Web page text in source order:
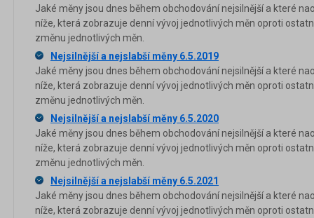
Jaké měny jsou dnes během obchodování nejsilnější a které
níže, která zobrazuje denní vývoj jednotlivých měn oproti
změnu jednotlivých měn.
Nejsilnější a nejslabší měny 6.5.2019
Jaké měny jsou dnes během obchodování nejsilnější a které
níže, která zobrazuje denní vývoj jednotlivých měn oproti
změnu jednotlivých měn.
Nejsilnější a nejslabší měny 6.5.2020
Jaké měny jsou dnes během obchodování nejsilnější a které
níže, která zobrazuje denní vývoj jednotlivých měn oproti
změnu jednotlivých měn.
Nejsilnější a nejslabší měny 6.5.2021
Jaké měny jsou dnes během obchodování nejsilnější a které
níže, která zobrazuje denní vývoj jednotlivých měn oproti